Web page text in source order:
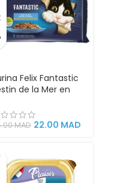
Felix Fantastic
de la Mer en
humide
chats adultes
Cabillaud, Plie)
MAD 22.00 MAD